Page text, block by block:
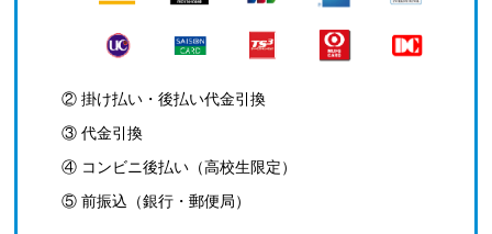
② 掛け払い・後払い代金引換
③ 代金引換
④ コンビニ後払い（高校生限定）
⑤ 前振込（銀行・郵便局）